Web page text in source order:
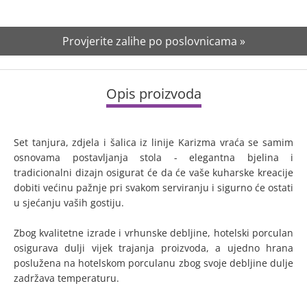
Provjerite zalihe po poslovnicama »
Opis proizvoda
Set tanjura, zdjela i šalica iz linije Karizma vraća se samim
osnovama postavljanja stola - elegantna bjelina i
tradicionalni dizajn osigurat će da će vaše kuharske kreacije
dobiti većinu pažnje pri svakom serviranju i sigurno će ostati
u sjećanju vaših gostiju.
Zbog kvalitetne izrade i vrhunske debljine, hotelski porculan
osigurava dulji vijek trajanja proizvoda, a ujedno hrana
poslužena na hotelskom porculanu zbog svoje debljine dulje
zadržava temperaturu.